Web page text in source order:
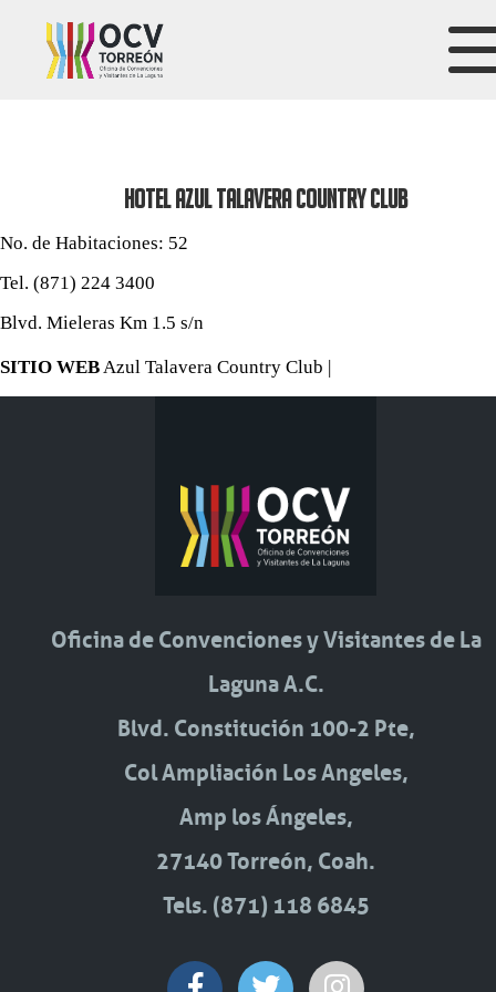
HOTEL AZUL TALAVERA COUNTRY CLUB
No. de Habitaciones: 52
Tel. (871) 224 3400
Blvd. Mieleras Km 1.5 s/n
SITIO WEBAzul Talavera Country Club |
Oficina de Convenciones y Visitantes de La
Laguna A.C.
Blvd. Constitución 100-2 Pte,
Col Ampliación Los Angeles,
Amp los Ángeles,
27140 Torreón, Coah.
Tels. (871) 118 6845